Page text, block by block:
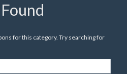
for this category. Try searching for